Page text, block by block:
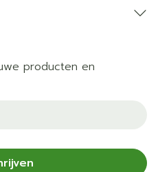
producten en